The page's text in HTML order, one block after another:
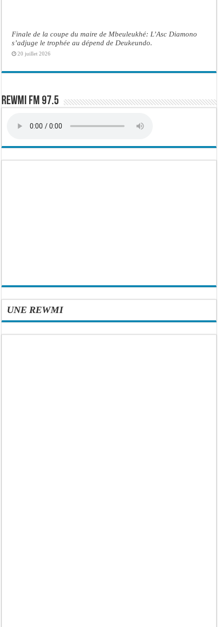
Finale de la coupe du maire de Mbeuleukhé: L’Asc Diamono
s’adjuge le trophée au dépend de Deukeundo.
20 juillet 2026
Rewmi FM 97.5
UNE REWMI